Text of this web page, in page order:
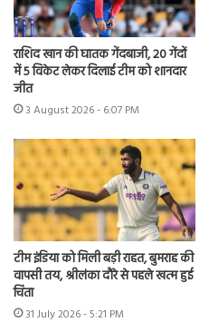
राशिद खान की घातक गेंदबाजी, 20 गेंदों
में 5 विकेट लेकर दिलाई टीम को शानदार
जीत
3 August 2026 - 6:07 PM
टीम इंडिया को मिली बड़ी राहत, बुमराह की
वापसी तय, श्रीलंका दौरे से पहले खत्म हुई
चिंता
31 July 2026 - 5:21 PM